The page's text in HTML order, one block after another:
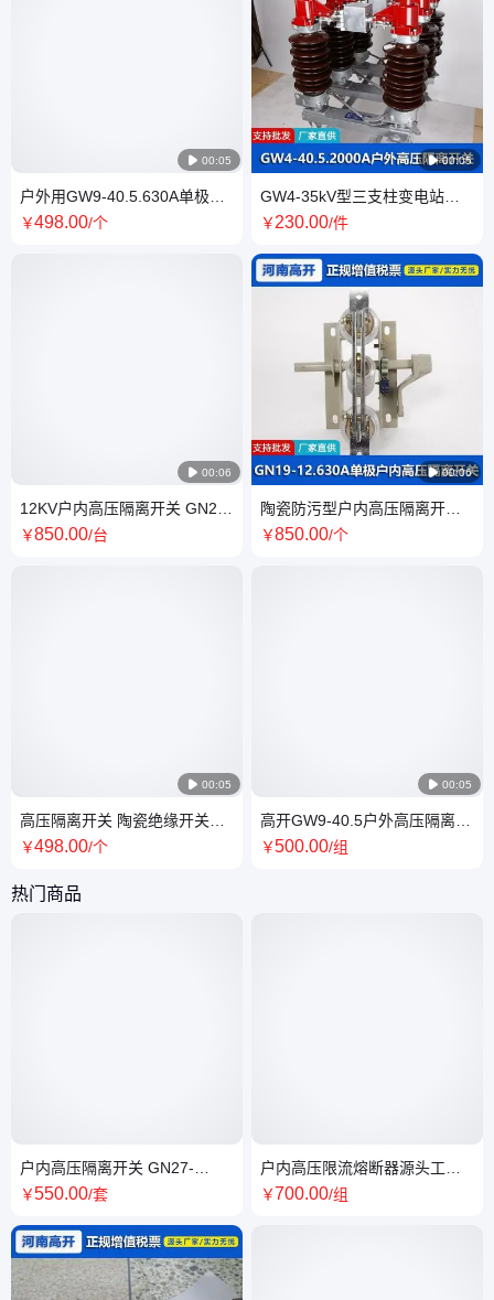
 00:05
户外用GW9-40.5.630A单极式
高压隔离开关供货 高 压熔断器
￥498.00/个
 00:06
12KV户内高压隔离开关 GN22-
10/1000户外开关实力商家供货
￥850.00/台
 00:05
高压隔离开关 陶瓷绝缘开关供
货商 熔断式户外隔离刀闸
￥498.00/个
 00:05
GW4-35kV型三支柱变电站户
外高压隔离开关 10KV常规柱上
￥230.00/件
 00:06
陶瓷防污型户内高压隔离开关
GN19单极隔离户外开关
￥850.00/个
 00:05
高开GW9-40.5户外高压隔离开
关 陶瓷绝缘子柜内刀闸
￥500.00/组
热门商品
户内高压隔离开关 GN27-
40.5C 操作简单全国发货
￥550.00/套
户内高压限流熔断器源头工厂
支持定制高开电气
￥700.00/组